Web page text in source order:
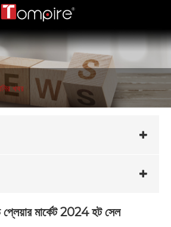
খবর
প্লেয়ার মার্কেট 2024 হট সেল